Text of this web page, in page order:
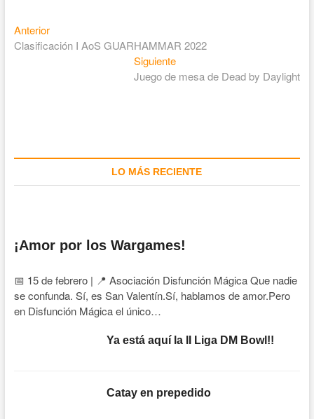
Anterior
Clasificación I AoS GUARHAMMAR 2022
Siguiente
Juego de mesa de Dead by Daylight
LO MÁS RECIENTE
¡Amor por los Wargames!
📅 15 de febrero | 📍 Asociación Disfunción Mágica Que nadie
se confunda. Sí, es San Valentín.Sí, hablamos de amor.Pero
en Disfunción Mágica el único…
Ya está aquí la II Liga DM Bowl!!
Catay en prepedido